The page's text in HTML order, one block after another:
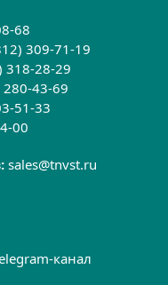
68
309-71-19
318-28-29
280-43-69
51-33
00
sales@tnvst.ru
канал